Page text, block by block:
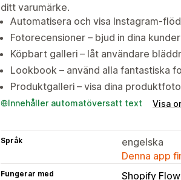
ditt varumärke.
Automatisera och visa Instagram-
Fotorecensioner – bjud in dina
Köpbart galleri – låt användare
Lookbook – använd alla fantastiska
Produktgalleri – visa dina
Innehåller automatöversatt text Visa
Språk
engelska
Denna app
Fungerar med Shopify Flow